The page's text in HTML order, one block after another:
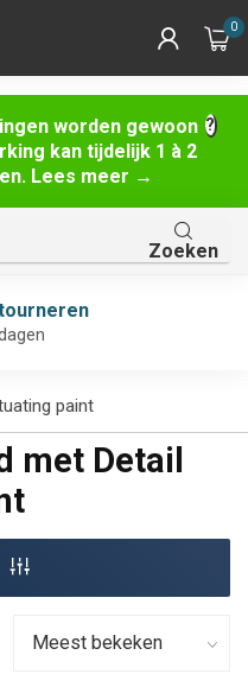
worden gewoon
kan tijdelijk 1 à 2
Lees meer →
0
Zoeken
paint
met Detail